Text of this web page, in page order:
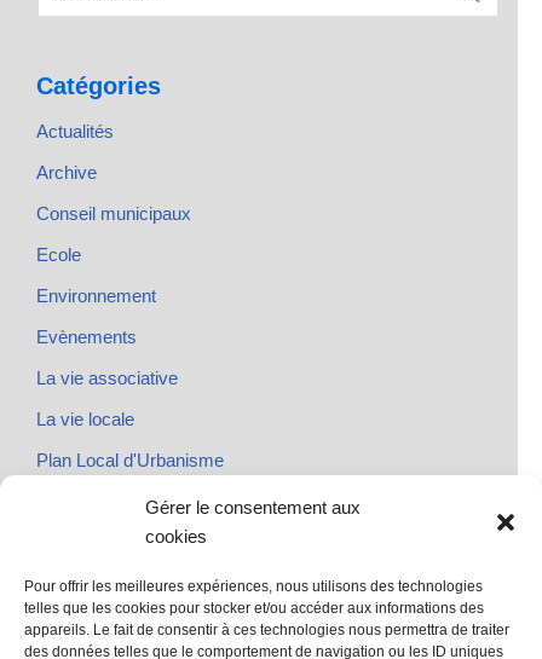
Gérer le consentement aux
cookies
Pour offrir les meilleures expériences, nous utilisons des technologies
telles que les cookies pour stocker et/ou accéder aux informations des
appareils. Le fait de consentir à ces technologies nous permettra de traiter
des données telles que le comportement de navigation ou les ID uniques
Catégories
Actualités
Archive
Conseil municipaux
Ecole
Environnement
Evènements
La vie associative
La vie locale
Plan Local d'Urbanisme